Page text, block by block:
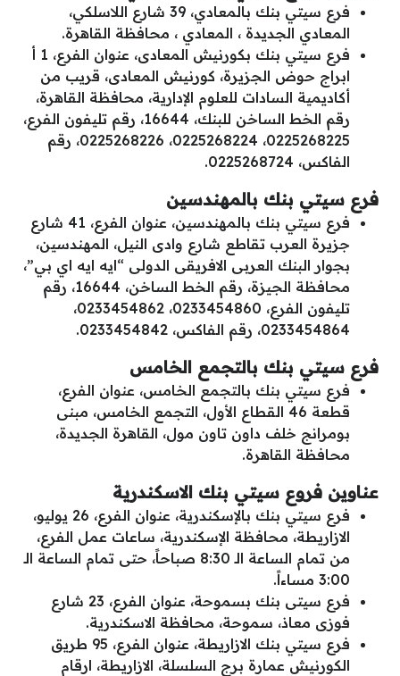
فرع سيتي بنك بالمعادي، 39 شارع اللاسلكي،
المعادي الجديدة ، المعادي ، محافظة القاهرة.
فرع سيتي بنك بكورنيش المعادى، عنوان الفرع، 1 أ
ابراج حوض الجزيرة، كورنيش المعادى، قريب من
أكاديمية السادات للعلوم الإدارية، محافظة القاهرة،
رقم الخط الساخن للبنك، 16644، رقم تليفون الفرع،
0225268225، 0225268224، 0225268226، رقم
الفاكس، 0225268724.
فرع سيتي بنك بالمهندسين
فرع سيتي بنك بالمهندسين، عنوان الفرع، 41 شارع
جزيرة العرب تقاطع شارع وادى النيل، المهندسين،
بجوار البنك العربى الافريقى الدولى “ايه ايه اي بي”،
محافظة الجيزة، رقم الخط الساخن، 16644، رقم
تليفون الفرع، 0233454860، 0233454862،
0233454864، رقم الفاكس، 0233454842.
فرع سيتي بنك بالتجمع الخامس
فرع سيتي بنك بالتجمع الخامس، عنوان الفرع،
قطعة 46 القطاع الأول، التجمع الخامس، مبنى
بومرانج خلف داون تاون مول، القاهرة الجديدة،
محافظة القاهرة.
عناوين فروع سيتي بنك الاسكندرية
فرع سيتي بنك بالإسكندرية، عنوان الفرع، 26 يوليو،
الازاريطة، محافظة الإسكندرية، ساعات عمل الفرع،
من تمام الساعة الـ 8:30 صباحاً، حتى تمام الساعة الـ
3:00 مساءاً.
فرع سيتى بنك بسموحة، عنوان الفرع، 23 شارع
فوزى معاذ، سموحة، محافظة الاسكندرية.
فرع سيتي بنك الازاريطة، عنوان الفرع، 95 طريق
الكورنيش عمارة برج السلسلة، الازاريطة، ارقام